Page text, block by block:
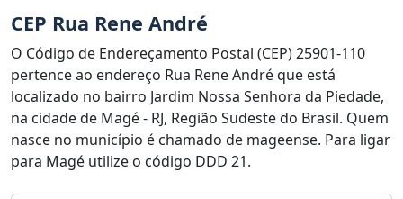
CEP Rua Rene André
O Código de Endereçamento Postal (CEP) 25901-110
pertence ao endereço Rua Rene André que está
localizado no bairro Jardim Nossa Senhora da Piedade,
na cidade de Magé - RJ, Região Sudeste do Brasil. Quem
nasce no município é chamado de mageense. Para ligar
para Magé utilize o código DDD 21.